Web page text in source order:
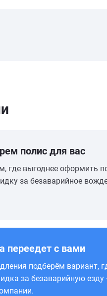
полис для вас
где выгоднее оформить
за безаварийное
переедет с вами
подберём вариант,
за безаварийную